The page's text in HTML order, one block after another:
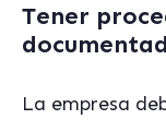
Tener
La empresa